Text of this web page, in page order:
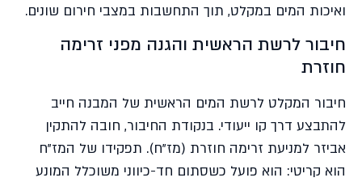
ואיכות המים במקלט, תוך התחשבות במצבי חירום שונים.
חיבור לרשת הראשית והגנה מפני זרימה
חוזרת
חיבור המקלט לרשת המים הראשית של המבנה חייב
להתבצע דרך קו ייעודי. בנקודת החיבור, חובה להתקין
אביזר למניעת זרימה חוזרת (מז"ח). תפקידו של המז"ח
הוא קריטי: הוא פועל כשסתום חד-כיווני משוכלל המונע